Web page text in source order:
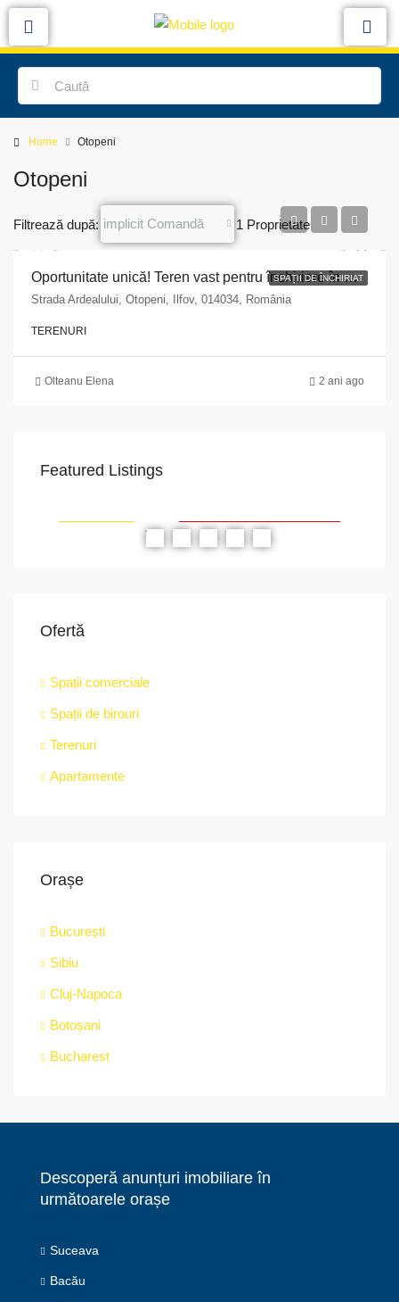
Home Otopeni
Otopeni
1 Proprietate
Filtrează după: implicit Comandă
SPAȚII DE ÎNCHIRIAT
Oportunitate unică! Teren vast pentru închiriere în Otopeni, Ilfov
Strada Ardealului, Otopeni, Ilfov, 014034, România
TERENURI
Olteanu Elena 2 ani ago
Featured Listings
PROPRIETATEA A FOST ÎNCHIRIATĂ
Ofertă
Spații comerciale
Spații de birouri
Terenuri
Apartamente
Orașe
București
Sibiu
Cluj-Napoca
Botoșani
Bucharest
Descoperă anunțuri imobiliare în
următoarele orașe
Suceava
Bacău